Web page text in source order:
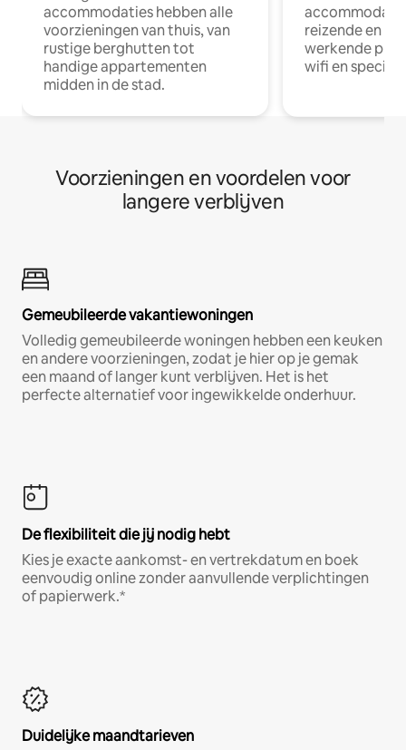
accommodaties hebben alle
voorzieningen van thuis, van
rustige berghutten tot
handige appartementen
midden in de stad.
reizende en
werkende
wifi en
Voorzieningen en voordelen voor
langere verblijven
Gemeubileerde vakantiewoningen
Volledig gemeubileerde woningen hebben een keuken
en andere voorzieningen, zodat je hier op je gemak
een maand of langer kunt verblijven. Het is het
perfecte alternatief voor ingewikkelde onderhuur.
De flexibiliteit die jij nodig hebt
Kies je exacte aankomst- en vertrekdatum en boek
eenvoudig online zonder aanvullende verplichtingen
of papierwerk.*
Duidelijke maandtarieven